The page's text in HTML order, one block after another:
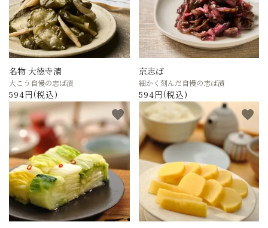
名物 大徳寺漬
大こう自慢の志ば漬
594円(税込)
京志ば
細かく刻んだ自慢の志ば漬
594円(税込)
favorite favorite